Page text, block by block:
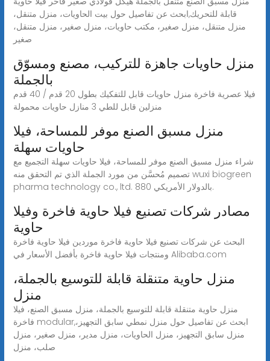
قابلة للتحريك,ابحث عن تفاصيل حول بيت الحاويات، منزل متنقل،
منزل متنقل، منزل صغير، مكتب حاويات، منزل صغير، منزل متنقل،
صغير
منزل حاويات جاهزة للتركيب، مصنع ومسوّق
بالجملة
فيلا عصرية فاخرة منزل حاويات قابل للتفكيك بطول 20 قدم / 40 قدم
منزلين قابل للطي 3 منازل حاويات محمولة
منزل مسبق الصنع موفر للمساحة، فيلا
حاويات سهلة
شراء منزل مسبق الصنع موفر للمساحة، فيلا حاويات سهلة التجميع مع
تصميم مُحسَّن من مورد الجملة الذي تم التحقق منه wuxi biogreen
pharma technology co., ltd. بالدولار الأمريكي 880.
مصادر شركات تصنيع فيلا حاوية فاخرة وفيلا
حاوية
البحث عن شركات تصنيع فيلا حاوية فاخرة موردين فيلا حاوية فاخرة
ومنتجات فيلا حاوية فاخرة بأفضل الأسعار في Alibaba.com
منزل حاوية متنقلة قابلة للتوسيع بالجملة،
منزل
منزل حاوية متنقلة قابلة للتوسيع بالجملة، منزل مسبق الصنع، فيلا
فاخرة modular,ابحث عن تفاصيل حول منزل نمطي سابق التجهيز،
منزل سابق التجهيز، منزل الحاويات، منزل مدير، منزل صغير، منزل
صلب، منزل